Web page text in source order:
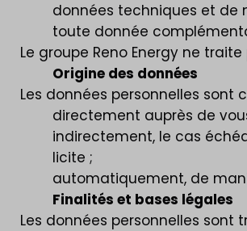
données techniques et de
toute donnée
Le groupe Reno Energy ne
Origine des données
Les données personnelles sont
directement auprès de
indirectement, le cas
licite ;
automatiquement, de
Finalités et bases légales
Les données personnelles sont